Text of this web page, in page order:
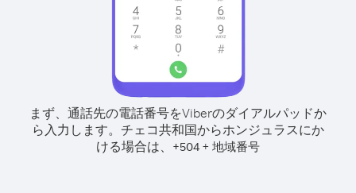
まず、通話先の電話番号をViberのダイアルパッドか
ら入力します。 チェコ共和国からホンジュラスにか
ける場合は、 +504 + 地域番号